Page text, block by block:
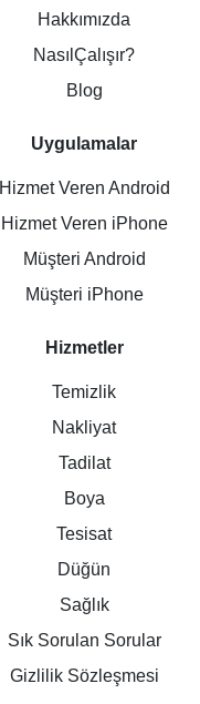
Hakkımızda
NasılÇalışır?
Blog
Uygulamalar
Hizmet Veren Android
Hizmet Veren iPhone
Müşteri Android
Müşteri iPhone
Hizmetler
Temizlik
Nakliyat
Tadilat
Boya
Tesisat
Düğün
Sağlık
Sık Sorulan Sorular
Gizlilik Sözleşmesi